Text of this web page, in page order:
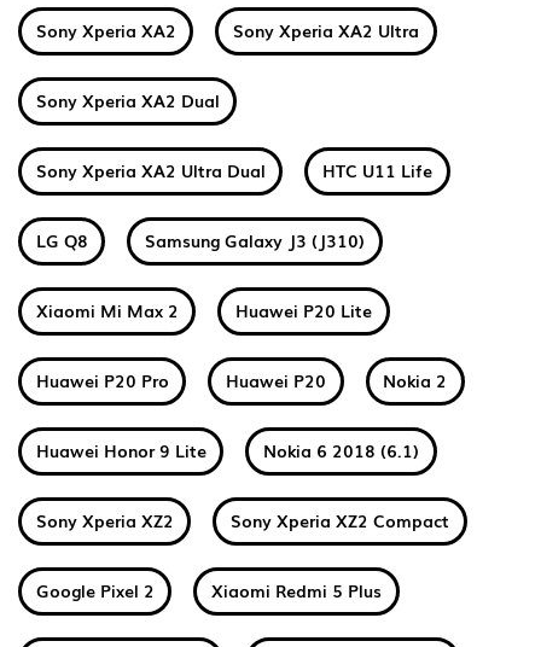
Sony Xperia XA2 Sony Xperia XA2 Ultra
Sony Xperia XA2 Dual
Sony Xperia XA2 Ultra Dual HTC U11 Life
LG Q8 Samsung Galaxy J3 (J310)
Xiaomi Mi Max 2 Huawei P20 Lite
Huawei P20 Pro Huawei P20 Nokia 2
Huawei Honor 9 Lite Nokia 6 2018 (6.1)
Sony Xperia XZ2 Sony Xperia XZ2 Compact
Google Pixel 2 Xiaomi Redmi 5 Plus